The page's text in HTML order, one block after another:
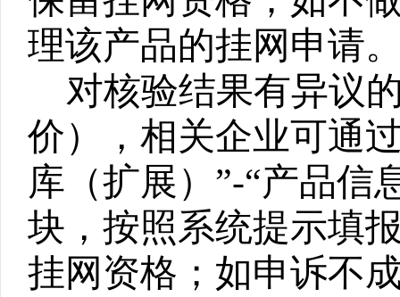
理该产品的挂网申请
对核验结果有异议
价）
，相关企业可通
库（扩展）”-“产品信
块，按照系统提示填
挂网资格；如申诉不